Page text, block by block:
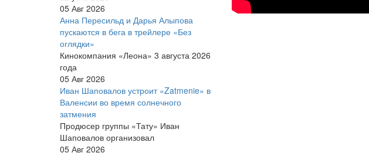
05 Авг 2026
Анна Пересильд и Дарья Алыпова
пускаются в бега в трейлере «Без
оглядки»
Кинокомпания «Леона» 3 августа 2026
года
05 Авг 2026
Иван Шаповалов устроит «Zatmenie» в
Валенсии во время солнечного
затмения
Продюсер группы «Тату» Иван
Шаповалов организовал
05 Авг 2026